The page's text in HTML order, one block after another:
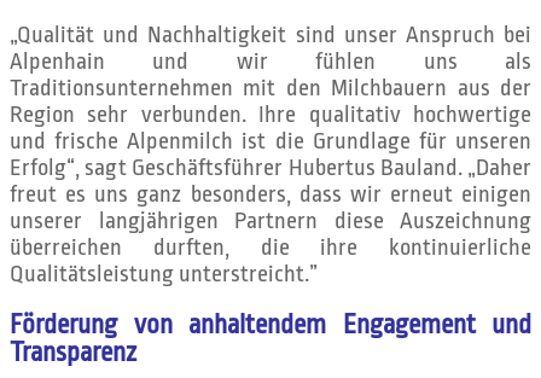
„Qualität und Nachhaltigkeit sind unser Anspruch bei
Alpenhain und wir fühlen uns als
Traditionsunternehmen mit den Milchbauern aus der
Region sehr verbunden. Ihre qualitativ hochwertige
und frische Alpenmilch ist die Grundlage für unseren
Erfolg“, sagt Geschäftsführer Hubertus Bauland. „Daher
freut es uns ganz besonders, dass wir erneut einigen
unserer langjährigen Partnern diese Auszeichnung
überreichen durften, die ihre kontinuierliche
Qualitätsleistung unterstreicht.”
Förderung von anhaltendem Engagement und
Transparenz